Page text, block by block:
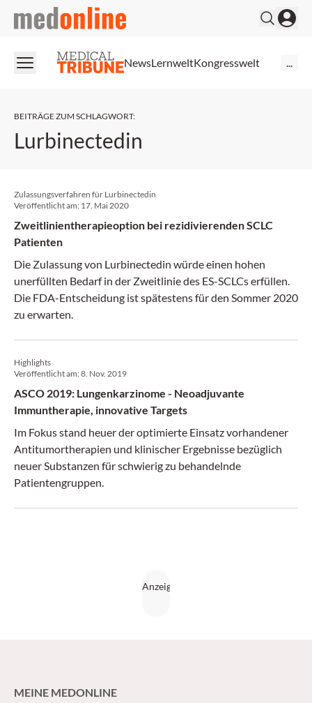
medonline
NewsLernweltKongresswelt
BEITRÄGE ZUM SCHLAGWORT:
Lurbinectedin
Zulassungsverfahren für Lurbinectedin
Veröffentlicht am: 17. Mai 2020
Zweitlinientherapieoption bei rezidivierenden SCLC
Patienten
Die Zulassung von Lurbinectedin würde einen hohen
unerfüllten Bedarf in der Zweitlinie des ES-SCLCs erfüllen.
Die FDA-Entscheidung ist spätestens für den Sommer 2020
zu erwarten.
Highlights
Veröffentlicht am:8. Nov. 2019
ASCO 2019: Lungenkarzinome - Neoadjuvante
Immuntherapie, innovative Targets
Im Fokus stand heuer der optimierte Einsatz vorhandener
Antitumortherapien und klinischer Ergebnisse bezüglich
neuer Substanzen für schwierig zu behandelnde
Patientengruppen.
MEINE MEDONLINE